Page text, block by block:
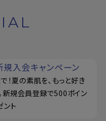
規入会キャンペーン
！夏の素肌を、もっと好き
新規会員登録で500ポイン
ント